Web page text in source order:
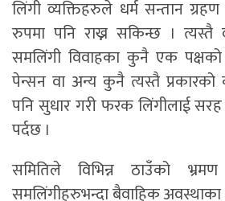
लिंगी व्यक्तिहरुले धर्म सन्तान
रुपमा पनि राख्न सकिन्छ । त्यस्तै
समलिंगी विवाहका कुनै एक पक्षको
पेन्सन वा अन्य कुनै त्यस्तै प्रकारको
पनि सुधार गरी फरक लिंगीलाई सरह
पर्दछ ।
समितिले विभिन्न ठाउँको भ्रमण
समलिंगीहरुभन्दा बैवाहिक